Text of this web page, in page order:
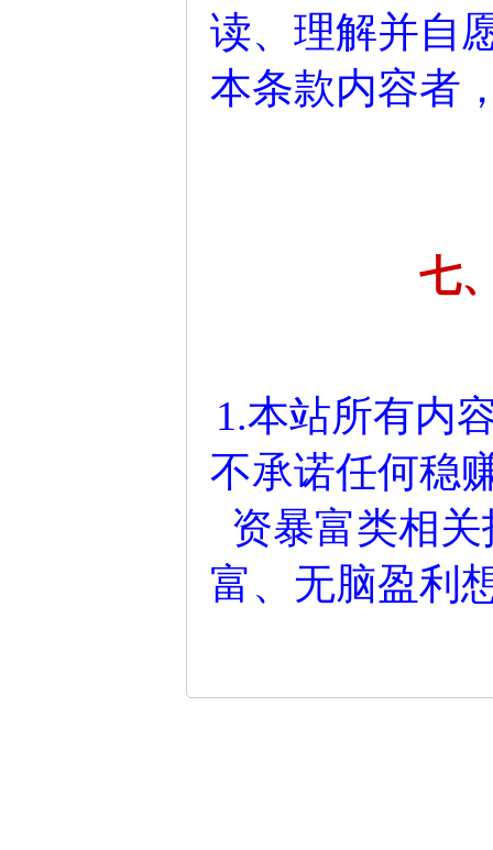
读、理解并自
本条款内容者
七
1.本站所有内
不承诺任何稳
资暴富类相
富、无脑盈利